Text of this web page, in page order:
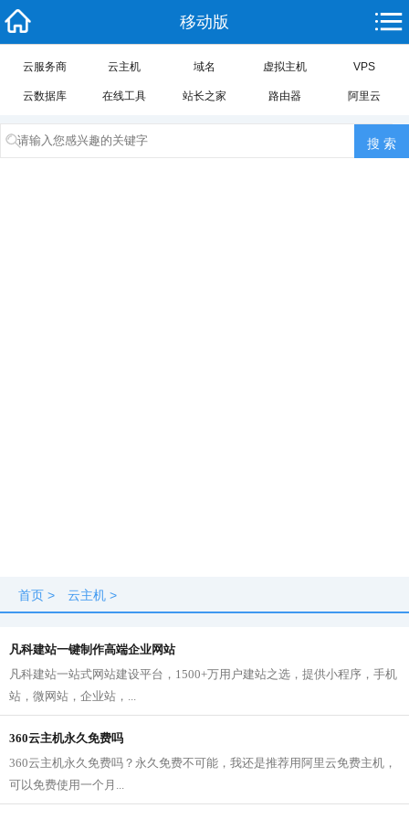
移动版
云服务商 云主机 域名 虚拟主机 VPS
云数据库 在线工具 站长之家 路由器 阿里云
首页 > 云主机 >
凡科建站一键制作高端企业网站
凡科建站一站式网站建设平台，1500+万用户建站之选，提供小程序，手机
站，微网站，企业站，...
360云主机永久免费吗
360云主机永久免费吗？永久免费不可能，我还是推荐用阿里云免费主机，
可以免费使用一个月...